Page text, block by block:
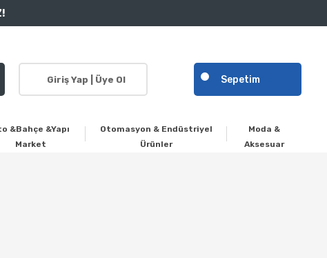
Giriş Yap | Üye Ol Sepetim
&Bahçe &Yapı
Market
Otomasyon & Endüstriyel
Ürünler
Moda &
Aksesuar